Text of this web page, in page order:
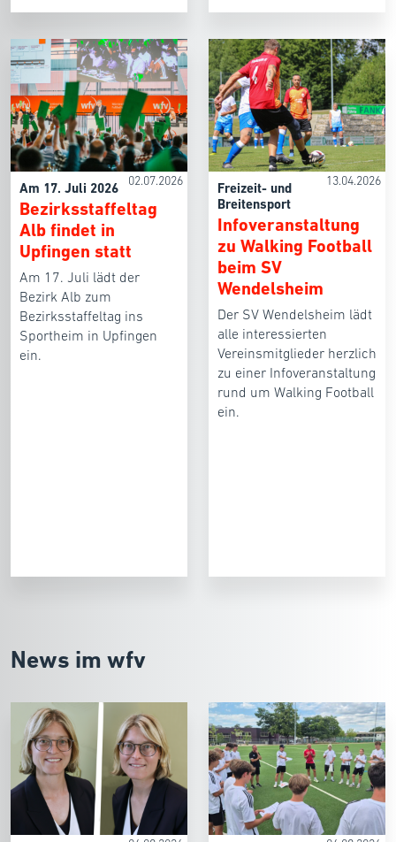
02.07.2026
Am 17. Juli 2026
Bezirksstaffeltag
Alb findet in
Upfingen statt
Am 17. Juli lädt der
Bezirk Alb zum
Bezirksstaffeltag ins
Sportheim in Upfingen
ein.
13.04.2026
Freizeit- und
Breitensport
Infoveranstaltung
zu Walking Football
beim SV
Wendelsheim
Der SV Wendelsheim lädt
alle interessierten
Vereinsmitglieder herzlich
zu einer Infoveranstaltung
rund um Walking Football
ein.
News im wfv